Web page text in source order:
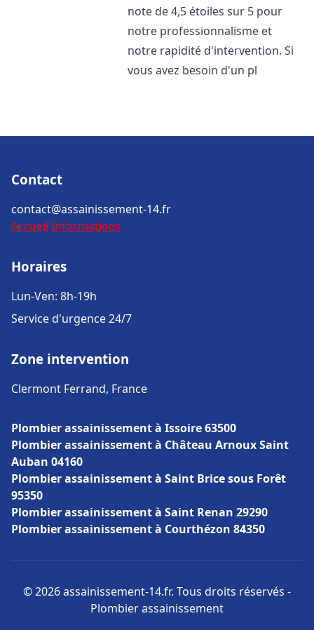
note de 4,5 étoiles sur 5 pour
notre professionnalisme et
notre rapidité d'intervention. Si
vous avez besoin d'un pl
Contact
contact@assainissement-14.fr
Accueil Informations
Horaires
Lun-Ven: 8h-19h
Service d'urgence 24/7
Zone intervention
Clermont Ferrand, France
Plombier assainissement à Issoire 63500
Plombier assainissement à Château Arnoux Saint
Auban 04160
Plombier assainissement à Saint Brice sous Forêt
95350
Plombier assainissement à Saint Renan 29290
Plombier assainissement à Courthézon 84350
© 2026 assainissement-14.fr. Tous droits réservés -
Plombier assainissement